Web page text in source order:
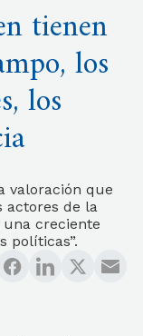
tienen
los
los
valoración que
actores de la
creciente
políticas”.